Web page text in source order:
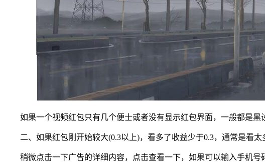
如果一个视频红包只有几个便士或者没有显示红包界面，一般都是黑
二、如果红包刚开始较大(0.3以上)，看多了收益少于0.3，通常是看
稍微点击一下广告的详细内容，点击查看一下，如果可以输入手机